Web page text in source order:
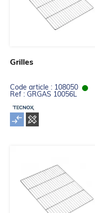
Grilles
Code article : 108050
Ref : GRGAS 10056L